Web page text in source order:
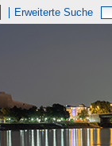
Erweiterte Suche